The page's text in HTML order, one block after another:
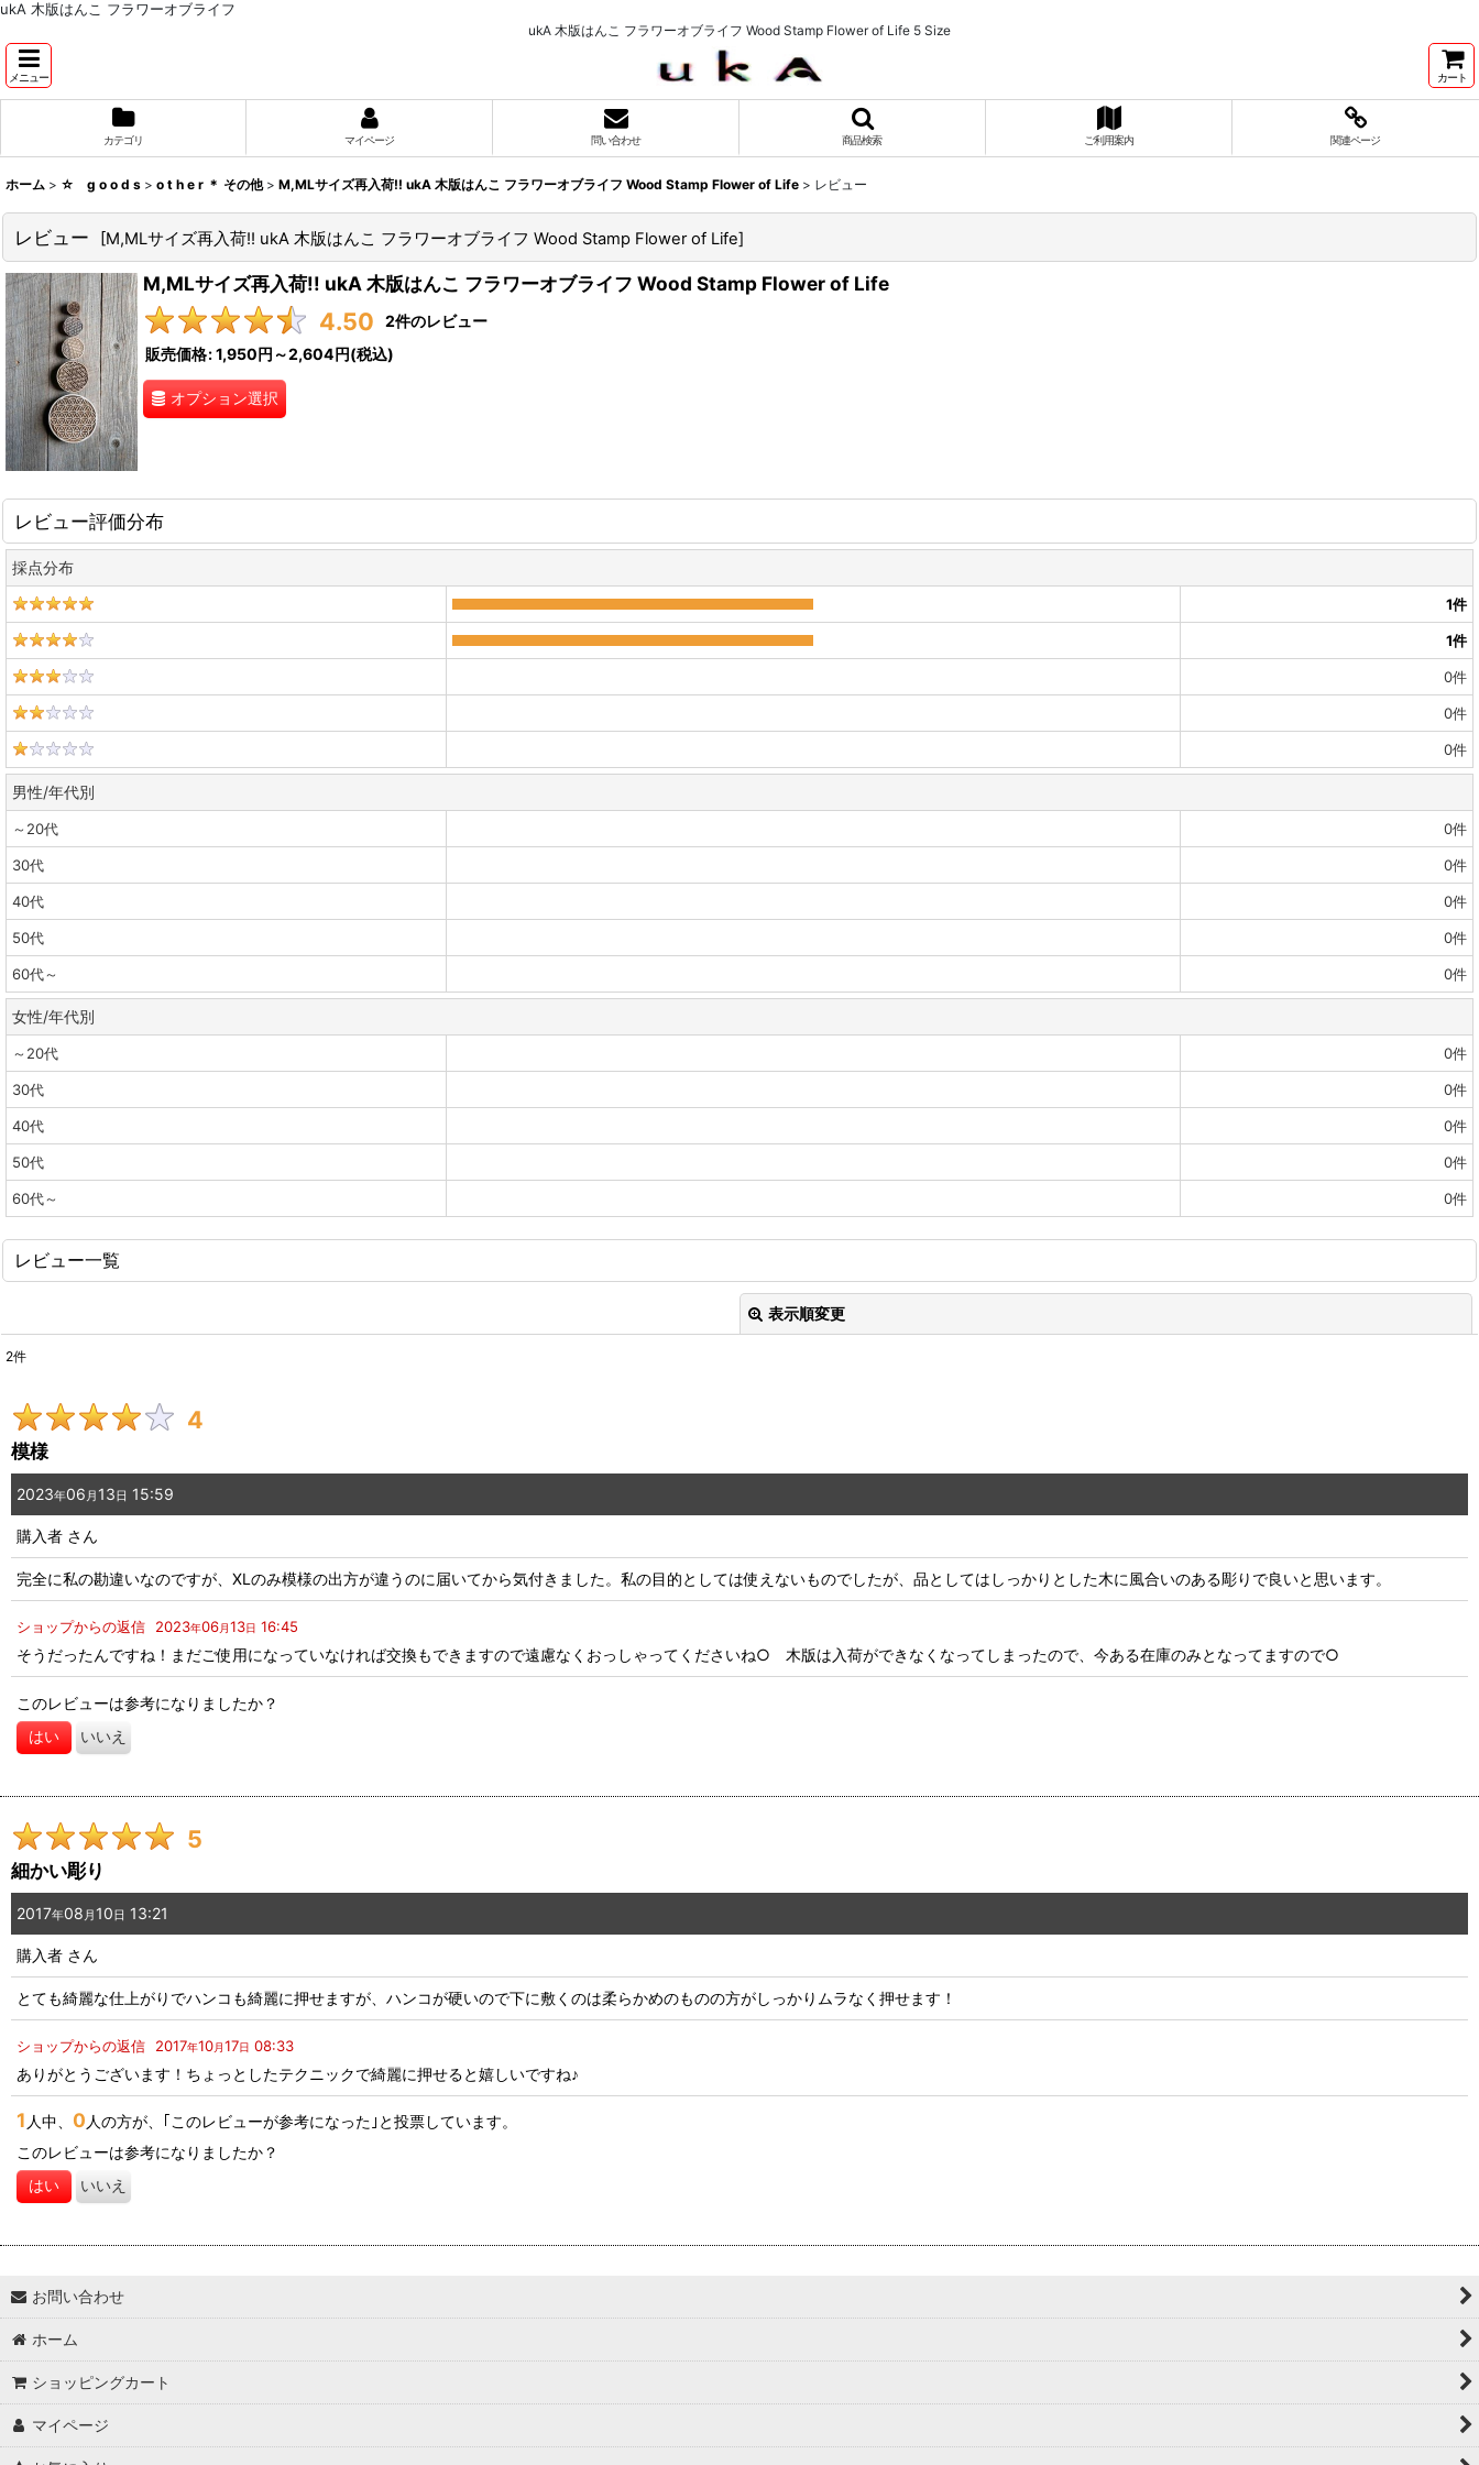
ukA 木版はんこ フラワーオブライフ
ukA 木版はんこ フラワーオブライフ Wood Stamp Flower of Life 5 Size
メニュー カート
カテゴリ マイページ 問い合わせ 商品検索 ご利用案内 関連ページ
ホーム > ☆ g o o d s > o t h e r ＊ その他 > M,MLサイズ再入荷!! ukA 木版はんこ フラワーオブライフ Wood Stamp Flower of Life > レビュー
レビュー [M,MLサイズ再入荷!! ukA 木版はんこ フラワーオブライフ Wood Stamp Flower of Life]
M,MLサイズ再入荷!! ukA 木版はんこ フラワーオブライフ Wood Stamp Flower of Life
4.50 2件のレビュー
販売価格:1,950円～2,604円(税込)
オプション選択
レビュー評価分布
採点分布
1件
1件
0件
0件
0件
男性/年代別
～20代 0件
30代 0件
40代 0件
50代 0件
60代～ 0件
女性/年代別
～20代 0件
30代 0件
40代 0件
50代 0件
60代～ 0件
レビュー一覧
表示順変更
レビュー検索
期間:
星の数:
年代:
並び順:
2件
4
模様
2023年06 月 13日 15:59
購入者 さん
完全に私の勘違いなのですが、XLのみ模様の出方が違うのに届いてから気付きました。私の目的としては使えないものでしたが、品としてはしっかりとした木に風合いのある彫りで良いと思います。
ショップからの返信 2023年06月13日 16:45
そうだったんですね！まだご使用になっていなければ交換もできますので遠慮なくおっしゃってくださいね○ 木版は入荷ができなくなってしまったので、今ある在庫のみとなってますので○
このレビューは参考になりましたか？
はい いいえ
5
細かい彫り
2017年08 月 10日 13:21
購入者 さん
とても綺麗な仕上がりでハンコも綺麗に押せますが、ハンコが硬いので下に敷くのは柔らかめのものの方がしっかりムラなく押せます！
ショップからの返信 2017年10月17日 08:33
ありがとうございます！ちょっとしたテクニックで綺麗に押せると嬉しいですね♪
1 人中、 0 人の方が、｢このレビューが参考になった｣と投票しています。
このレビューは参考になりましたか？
はい いいえ
お問い合わせ
ホーム
ショッピングカート
マイページ